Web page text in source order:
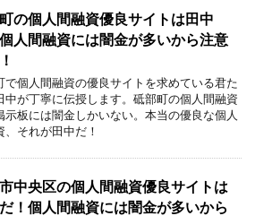
の個人間融資優良サイトは田中
人間融資には闇金が多いから注意
で個人間融資の優良サイトを求めている君た
中が丁寧に伝授します。砥部町の個人間融資
示板には闇金しかいない。本当の優良な個人
、それが田中だ！
中央区の個人間融資優良サイトは
！個人間融資には闇金が多いから